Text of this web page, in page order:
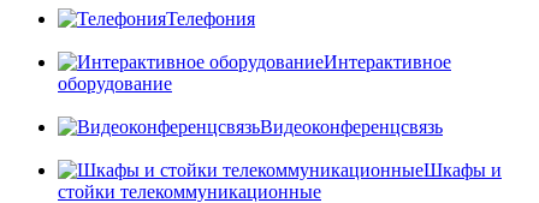
Телефония
Интерактивное
оборудование
Видеоконференцсвязь
Шкафы и
стойки телекоммуникационные